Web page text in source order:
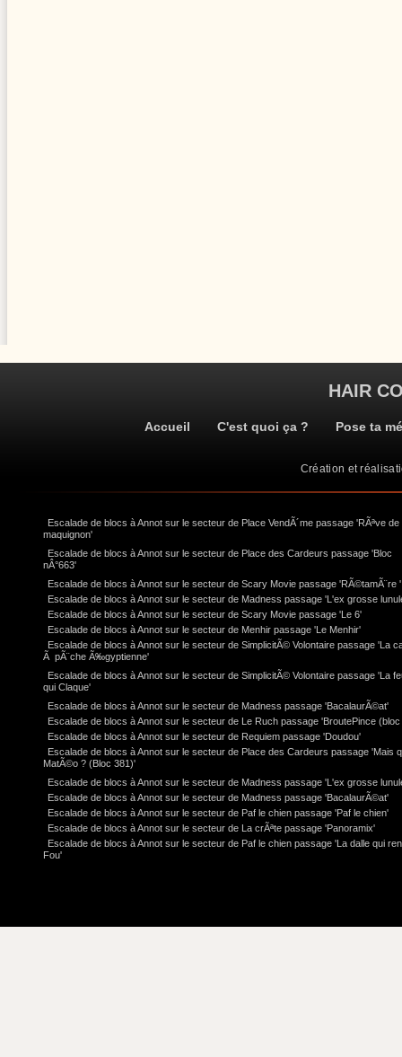
HAIR
Accueil C'est quoi ça ? Pose ta
Création et
Escalade de blocs à Annot sur le secteur de Place VendÃ´me passage 'RÃªve de
maquignon'
Escalade de blocs à Annot sur le secteur de Place des Cardeurs passage 'Bloc
nÂ°663'
Escalade de blocs à Annot sur le secteur de Scary Movie passage 'RÃ©tamÃ¨re '
Escalade de blocs à Annot sur le secteur de Madness passage 'L'ex grosse
Escalade de blocs à Annot sur le secteur de Scary Movie passage 'Le 6'
Escalade de blocs à Annot sur le secteur de Menhir passage 'Le Menhir'
Escalade de blocs à Annot sur le secteur de SimplicitÃ© Volontaire passage 'La
Ã pÃ¨che Ã‰gyptienne'
Escalade de blocs à Annot sur le secteur de SimplicitÃ© Volontaire passage 'La
qui Claque'
Escalade de blocs à Annot sur le secteur de Madness passage 'BacalaurÃ©at'
Escalade de blocs à Annot sur le secteur de Le Ruch passage 'BroutePince (bloc
Escalade de blocs à Annot sur le secteur de Requiem passage 'Doudou'
Escalade de blocs à Annot sur le secteur de Place des Cardeurs passage 'Mais
MatÃ©o ? (Bloc 381)'
Escalade de blocs à Annot sur le secteur de Madness passage 'L'ex grosse
Escalade de blocs à Annot sur le secteur de Madness passage 'BacalaurÃ©at'
Escalade de blocs à Annot sur le secteur de Paf le chien passage 'Paf le chien'
Escalade de blocs à Annot sur le secteur de La crÃªte passage 'Panoramix'
Escalade de blocs à Annot sur le secteur de Paf le chien passage 'La dalle qui
Fou'